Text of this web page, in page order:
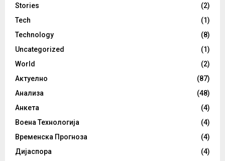
Stories
(2)
Tech
(1)
Technology
(8)
Uncategorized
(1)
World
(2)
Актуелно
(87)
Анализа
(48)
Анкета
(4)
Воена Технологија
(4)
Временска Прогноза
(4)
Дијаспора
(4)